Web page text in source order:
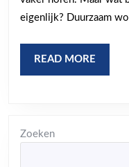
eigenlijk? Duurzaam
READ MORE
MORE
Zoeken